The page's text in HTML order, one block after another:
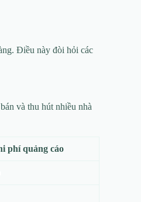
Điều này đòi hỏi các
và thu hút nhiều nhà
phí quảng cáo